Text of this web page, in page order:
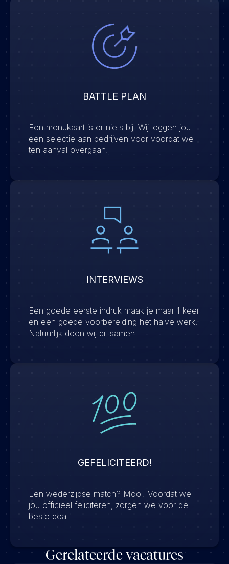
BATTLE PLAN
Een menukaart is er niets bij. Wij leggen jou
een selectie aan bedrijven voor voordat we
ten aanval overgaan.
INTERVIEWS
Een goede eerste indruk maak je maar 1 keer
en een goede voorbereiding het halve werk.
Natuurlijk doen wij dit samen!
GEFELICITEERD!
Een wederzijdse match? Mooi! Voordat we
jou officieel feliciteren, zorgen we voor de
beste deal.
Gerelateerde vacatures